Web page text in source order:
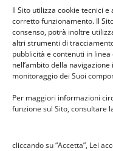
Il Sito utilizza cookie tecnici
corretto funzionamento. Il
consenso, potrà inoltre
altri strumenti di
pubblicità e contenuti in
nell’ambito della
monitoraggio dei Suoi
Per maggiori informazioni
funzione sul Sito, consultare
cliccando su “Accetta”, Lei
Il